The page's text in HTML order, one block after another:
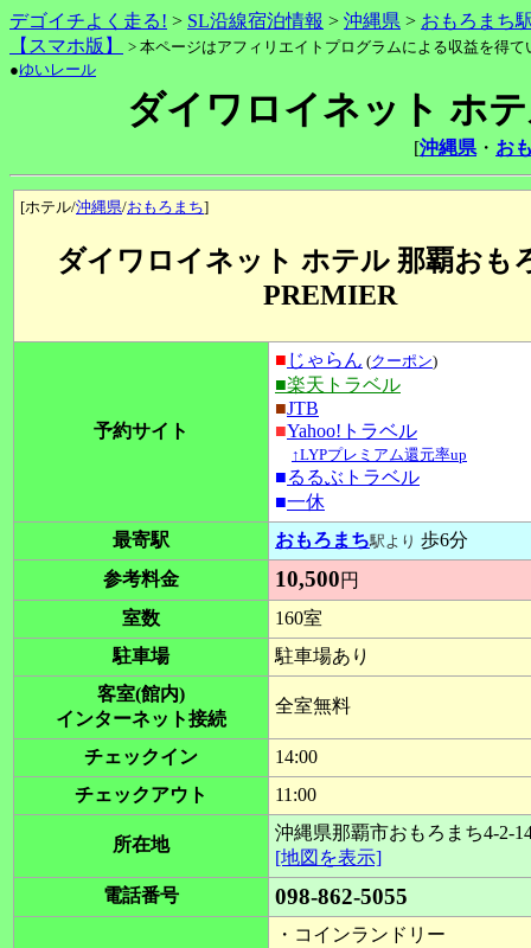
デゴイチよく走る! > SL沿線宿泊情報 > 沖縄県 > おもろまち
【スマホ版】
> 本ページはアフィリエイトプログラムによる収益を得て
●ゆいレール
ダイワロイネット ホ
[沖縄県 ・ お
[ホテル/沖縄県/おもろまち]
ダイワロイネット ホテル 那覇おも
PREMIER
予約サイト
■ じゃらん (クーポン)
■楽天トラベル
■JTB
■Yahoo!トラベル
↑LYPプレミアム還元率up
■るるぶトラベル
■一休
最寄駅
おもろまち駅より 歩6分
参考料金
10,500円
室数
160室
駐車場
駐車場あり
客室(館内)
インターネット接続
全室無料
チェックイン
14:00
チェックアウト
11:00
所在地
沖縄県那覇市おもろまち4-2-
[地図を表示]
電話番号
098-862-5055
・コインランドリー